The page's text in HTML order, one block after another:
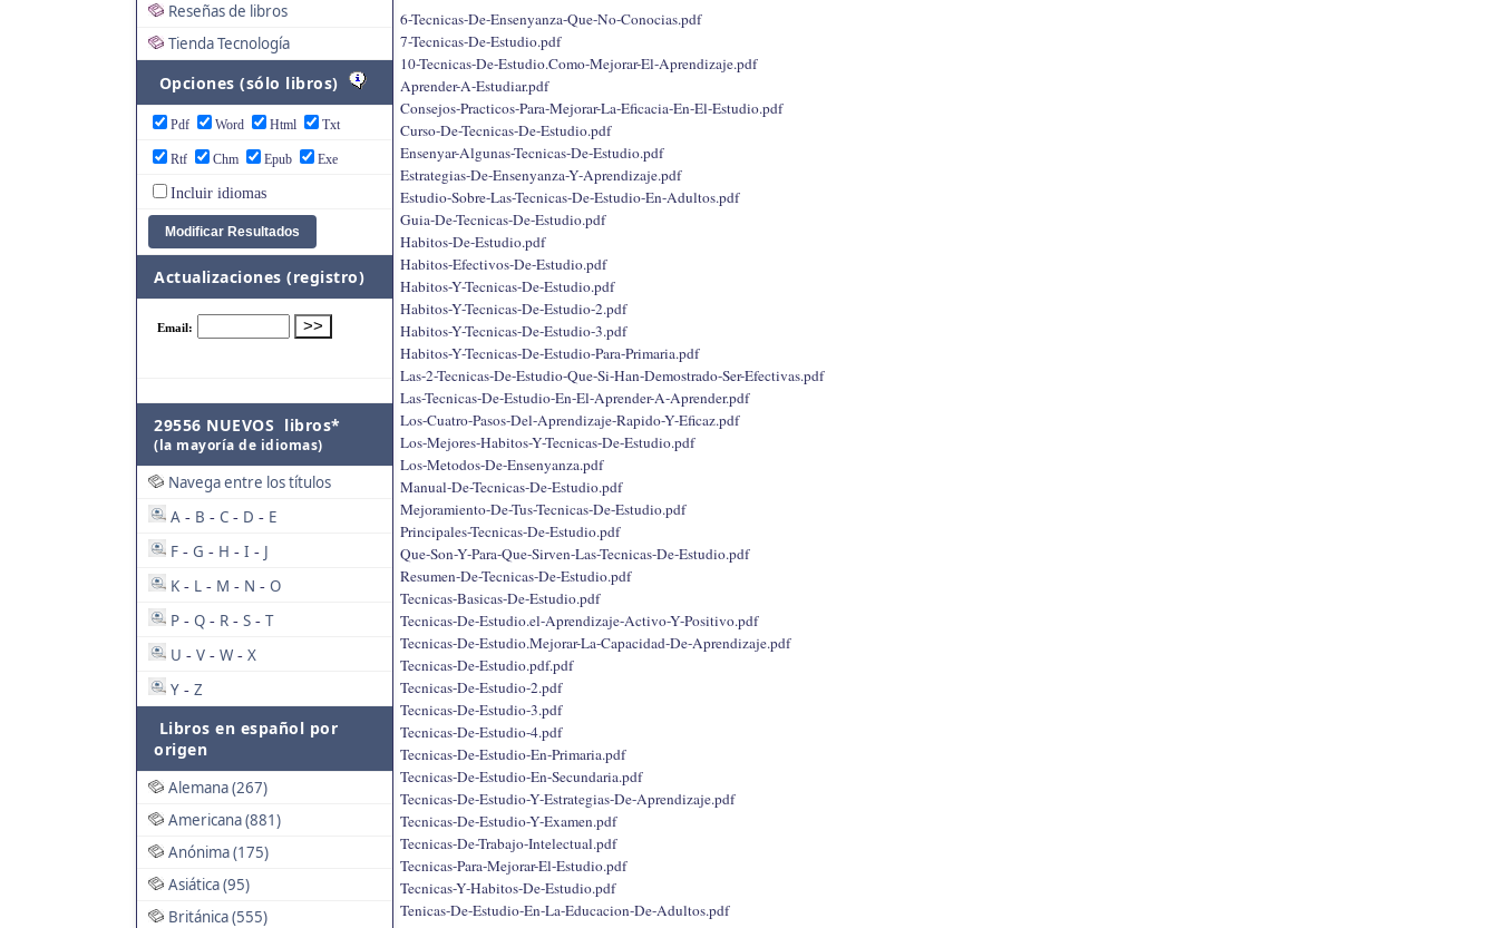
Reseñas de libros
Tienda Tecnología
Opciones (sólo libros)
Pdf Word Html Txt
Rtf Chm Epub Exe
Incluir idiomas
Actualizaciones (registro)
29556 NUEVOS libros*
(la mayoría de idiomas)
Navega entre los títulos
A - B - C - D - E
F - G - H - I - J
K - L - M - N - O
P - Q - R - S - T
U - V - W - X
Y - Z
Libros en español por
origen
Alemana (267)
Americana (881)
Anónima (175)
Asiática (95)
Británica (555)
6-Tecnicas-De-Ensenyanza-Que-No-Conocias.pdf
7-Tecnicas-De-Estudio.pdf
10-Tecnicas-De-Estudio.Como-Mejorar-El-Aprendizaje.pdf
Aprender-A-Estudiar.pdf
Consejos-Practicos-Para-Mejorar-La-Eficacia-En-El-Estudio.pdf
Curso-De-Tecnicas-De-Estudio.pdf
Ensenyar-Algunas-Tecnicas-De-Estudio.pdf
Estrategias-De-Ensenyanza-Y-Aprendizaje.pdf
Estudio-Sobre-Las-Tecnicas-De-Estudio-En-Adultos.pdf
Guia-De-Tecnicas-De-Estudio.pdf
Habitos-De-Estudio.pdf
Habitos-Efectivos-De-Estudio.pdf
Habitos-Y-Tecnicas-De-Estudio.pdf
Habitos-Y-Tecnicas-De-Estudio-2.pdf
Habitos-Y-Tecnicas-De-Estudio-3.pdf
Habitos-Y-Tecnicas-De-Estudio-Para-Primaria.pdf
Las-2-Tecnicas-De-Estudio-Que-Si-Han-Demostrado-Ser-Efectivas.pdf
Las-Tecnicas-De-Estudio-En-El-Aprender-A-Aprender.pdf
Los-Cuatro-Pasos-Del-Aprendizaje-Rapido-Y-Eficaz.pdf
Los-Mejores-Habitos-Y-Tecnicas-De-Estudio.pdf
Los-Metodos-De-Ensenyanza.pdf
Manual-De-Tecnicas-De-Estudio.pdf
Mejoramiento-De-Tus-Tecnicas-De-Estudio.pdf
Principales-Tecnicas-De-Estudio.pdf
Que-Son-Y-Para-Que-Sirven-Las-Tecnicas-De-Estudio.pdf
Resumen-De-Tecnicas-De-Estudio.pdf
Tecnicas-Basicas-De-Estudio.pdf
Tecnicas-De-Estudio.el-Aprendizaje-Activo-Y-Positivo.pdf
Tecnicas-De-Estudio.Mejorar-La-Capacidad-De-Aprendizaje.pdf
Tecnicas-De-Estudio.pdf.pdf
Tecnicas-De-Estudio-2.pdf
Tecnicas-De-Estudio-3.pdf
Tecnicas-De-Estudio-4.pdf
Tecnicas-De-Estudio-En-Primaria.pdf
Tecnicas-De-Estudio-En-Secundaria.pdf
Tecnicas-De-Estudio-Y-Estrategias-De-Aprendizaje.pdf
Tecnicas-De-Estudio-Y-Examen.pdf
Tecnicas-De-Trabajo-Intelectual.pdf
Tecnicas-Para-Mejorar-El-Estudio.pdf
Tecnicas-Y-Habitos-De-Estudio.pdf
Tenicas-De-Estudio-En-La-Educacion-De-Adultos.pdf